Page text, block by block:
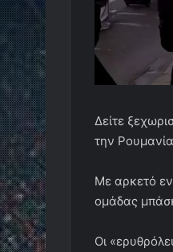
Δείτε
την
Με αρκετό
ομάδας
Οι